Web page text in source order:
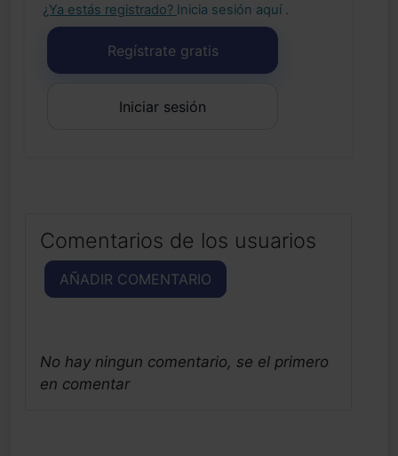
¿Ya estás registrado? Inicia sesión aquí .
Regístrate gratis
Iniciar sesión
Comentarios de los usuarios
AÑADIR COMENTARIO
No hay ningun comentario, se el primero
en comentar